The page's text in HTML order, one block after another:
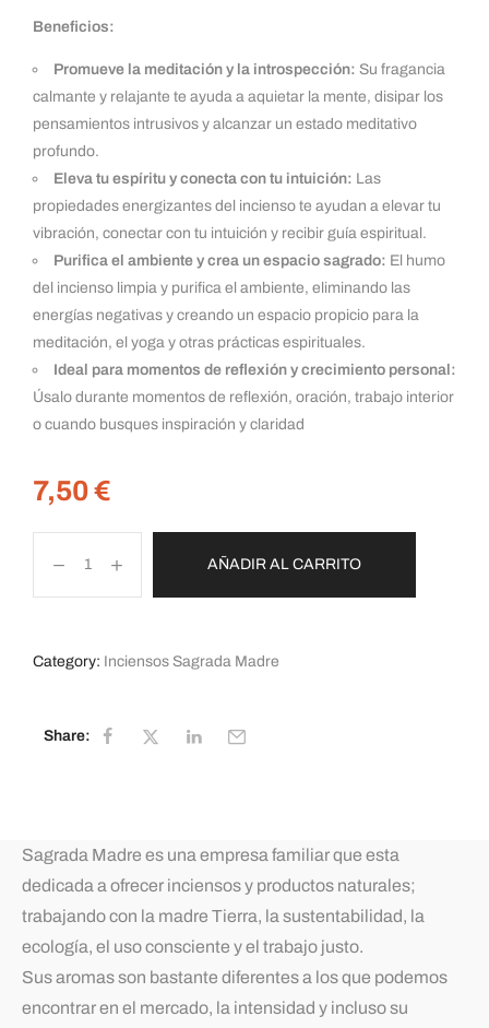
Beneficios:
Promueve la meditación y la introspección: Su fragancia
calmante y relajante te ayuda a aquietar la mente, disipar los
pensamientos intrusivos y alcanzar un estado meditativo
profundo.
Eleva tu espíritu y conecta con tu intuición: Las
propiedades energizantes del incienso te ayudan a elevar tu
vibración, conectar con tu intuición y recibir guía espiritual.
Purifica el ambiente y crea un espacio sagrado: El humo
del incienso limpia y purifica el ambiente, eliminando las
energías negativas y creando un espacio propicio para la
meditación, el yoga y otras prácticas espirituales.
Ideal para momentos de reflexión y crecimiento personal:
Úsalo durante momentos de reflexión, oración, trabajo interior
o cuando busques inspiración y claridad
7,50€
AÑADIR AL CARRITO
Category: Inciensos Sagrada Madre
Share:
Sagrada Madre es una empresa familiar que esta
dedicada a ofrecer inciensos y productos naturales;
trabajando con la madre Tierra, la sustentabilidad, la
ecología, el uso consciente y el trabajo justo.
Sus aromas son bastante diferentes a los que podemos
encontrar en el mercado, la intensidad y incluso su